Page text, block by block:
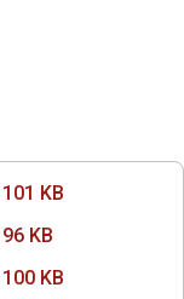
101 KB
96 KB
100 KB